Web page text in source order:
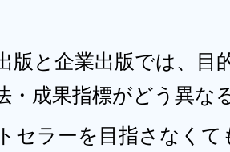
版と企業出版では、目
・成果指標がどう異な
セラーを目指さなくて